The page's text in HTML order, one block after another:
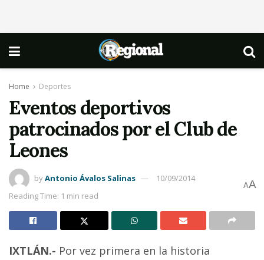
Home Deportes
Eventos deportivos
patrocinados por el Club de
Leones
byAntonio Ávalos Salinas
10/09/2014
Reading Time: 1 min read
AA
IXTLÁN.- Por vez primera en la historia